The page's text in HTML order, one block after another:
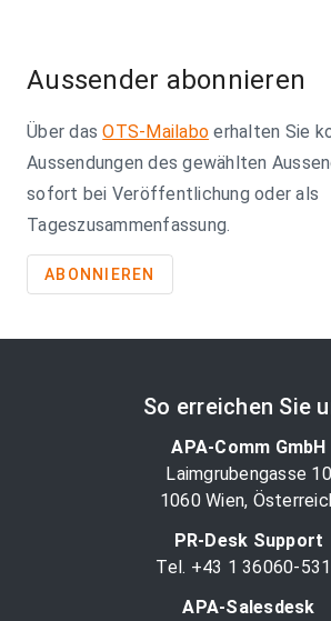
Aussender abonnieren
Über dasOTS-Mailabo erhalten Sie
Aussendungen des gewählten
sofort bei Veröffentlichung oder als
Tageszusammenfassung.
ABONNIEREN
So erreichen Sie
APA-Comm GmbH
Laimgrubengasse 10
1060 Wien,
PR-Desk Support
Tel. +43 1 36060-
APA-Salesdesk